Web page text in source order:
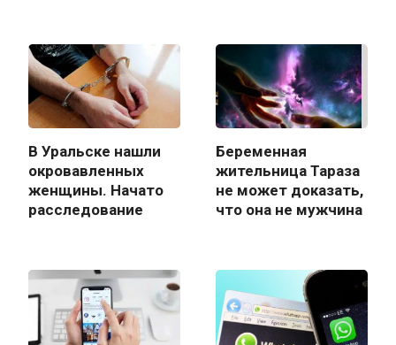
В Уральске нашли
окровавленных
женщины. Начато
расследование
Беременная
жительница Тараза
не может доказать,
что она не мужчина